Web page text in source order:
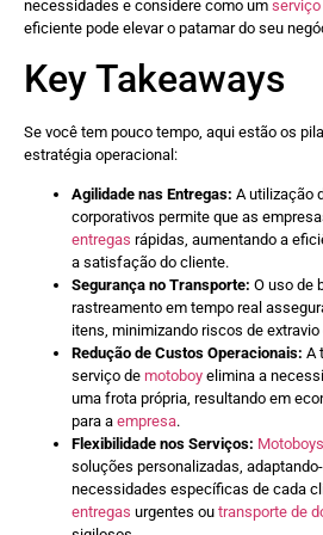
necessidades e considere como um
eficiente pode elevar o patamar do seu
Key Takeaways
Se você tem pouco tempo, aqui estão os
estratégia operacional:
Agilidade nas Entregas: A utilização
corporativos permite que as
entregas rápidas, aumentando a
a satisfação do cliente.
Segurança no Transporte: O uso de
rastreamento em tempo real
itens, minimizando riscos de extravio
Redução de Custos Operacionais: A
serviço de motoboy elimina a
uma frota própria, resultando em
para a empresa.
Flexibilidade nos Serviços: Motoboys
soluções personalizadas,
necessidades específicas de cada
entregas urgentes ou transporte de